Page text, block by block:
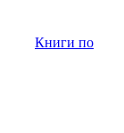
Книги по